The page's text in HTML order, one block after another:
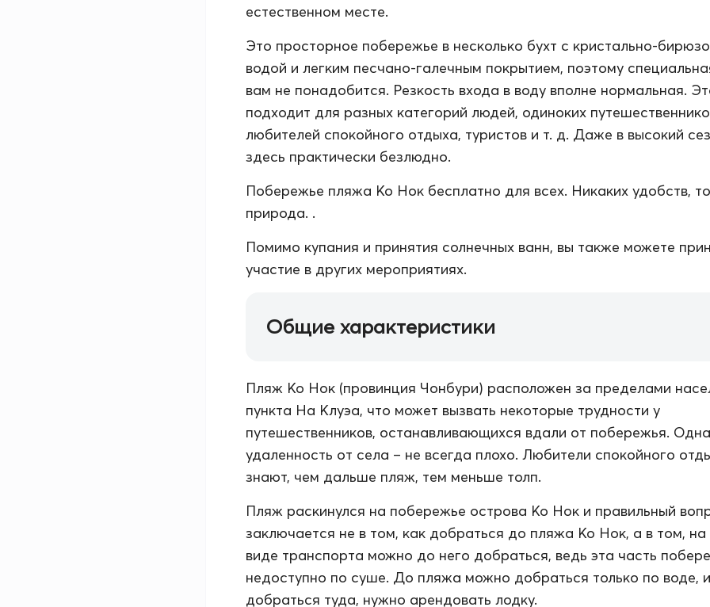
естественном месте.
Это просторное побережье в несколько бухт с кристально-
водой и легким песчано-галечным покрытием, поэтому
вам не понадобится. Резкость входа в воду вполне нормальная.
подходит для разных категорий людей, одиноких
любителей спокойного отдыха, туристов и т. д. Даже в высокий
здесь практически безлюдно.
Побережье пляжа Ко Нок бесплатно для всех. Никаких удобств,
природа. .
Помимо купания и принятия солнечных ванн, вы также можете
участие в других мероприятиях.
Общие характеристики
Пляж Ко Нок (провинция Чонбури) расположен за пределами
пункта На Клуэа, что может вызвать некоторые трудности у
путешественников, останавливающихся вдали от побережья.
удаленность от села – не всегда плохо. Любители спокойного
знают, чем дальше пляж, тем меньше толп.
Пляж раскинулся на побережье острова Ко Нок и правильный
заключается не в том, как добраться до пляжа Ко Нок, а в том, на
виде транспорта можно до него добраться, ведь эта часть
недоступно по суше. До пляжа можно добраться только по воде,
добраться туда, нужно арендовать лодку.